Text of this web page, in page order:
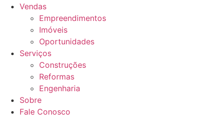
Vendas
Empreendimentos
Imóveis
Oportunidades
Serviços
Construções
Reformas
Engenharia
Sobre
Fale Conosco